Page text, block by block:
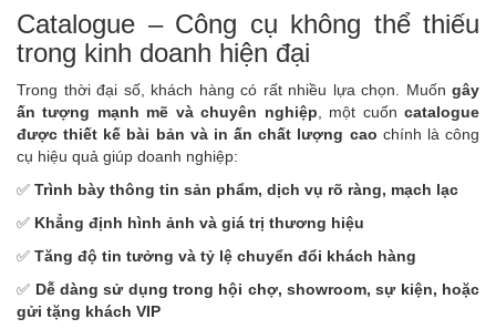
Catalogue – Công cụ không thể thiếu
trong kinh doanh hiện đại
Trong thời đại số, khách hàng có rất nhiều lựa chọn. Muốn gây
ấn tượng mạnh mẽ và chuyên nghiệp , một cuốncatalogue
được thiết kế bài bản và in ấn chất lượng cao chính là công
cụ hiệu quả giúp doanh nghiệp:
✅ Trình bày thông tin sản phẩm, dịch vụ rõ ràng, mạch lạc
✅ Khẳng định hình ảnh và giá trị thương hiệu
✅ Tăng độ tin tưởng và tỷ lệ chuyển đổi khách hàng
✅ Dễ dàng sử dụng trong hội chợ, showroom, sự kiện, hoặc
gửi tặng khách VIP